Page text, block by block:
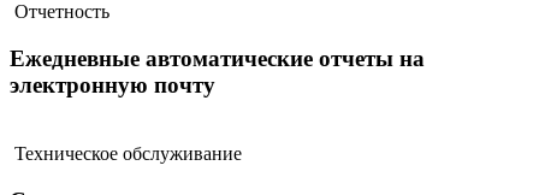
Отчетность
Ежедневные автоматические отчеты на
электронную почту
Техническое обслуживание